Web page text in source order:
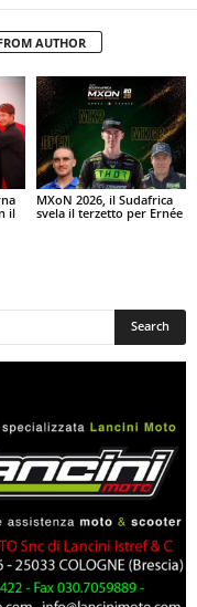
AUTHOR
il
MXoN 2026, il Sudafrica
svela il terzetto per Ernée